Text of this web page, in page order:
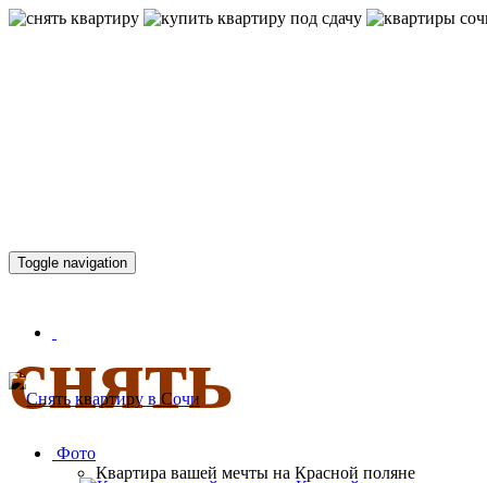
снять
Toggle navigation
Фото
Квартира вашей мечты на Красной поляне